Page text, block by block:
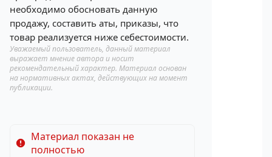
необходимо обосновать данную
продажу, составить аты, приказы, что
товар реализуется ниже себестоимости.
Уважаемый пользователь, данный материал
выражает мнение автора и носит
рекомендательный характер. Материал основан
на нормативных актах, действующих на момент
публикации.
Материал показан не
полностью